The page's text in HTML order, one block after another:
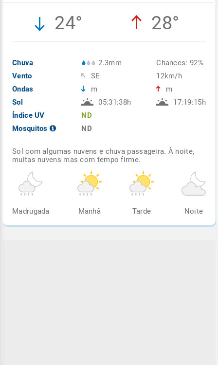
24° 28°
Chuva
Vento
Ondas
Sol
Índice UV
Mosquitos
2.3mm
SE
m
05:31:38h
ND
ND
Chances: 92%
12km/h
m
17:19:15h
Sol com algumas nuvens e chuva passageira. À noite,
muitas nuvens mas com tempo firme.
Madrugada Manhã Tarde Noite